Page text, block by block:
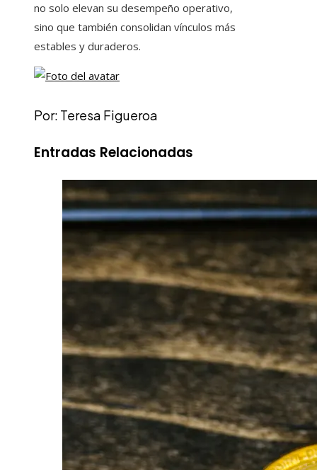
no solo elevan su desempeño operativo,
sino que también consolidan vínculos más
estables y duraderos.
Por: Teresa Figueroa
Entradas Relacionadas